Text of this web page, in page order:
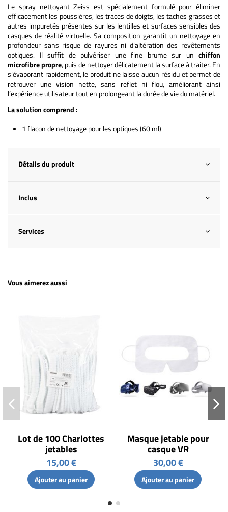
Le spray nettoyant Zeiss est spécialement formulé pour éliminer
efficacement les poussières, les traces de doigts, les taches grasses et
autres impuretés présentes sur les lentilles et surfaces sensibles des
casques de réalité virtuelle. Sa composition garantit un nettoyage en
profondeur sans risque de rayures ni d’altération des revêtements
optiques. Il suffit de pulvériser une fine brume sur un chiffon
microfibre propre, puis de nettoyer délicatement la surface à traiter. En
s’évaporant rapidement, le produit ne laisse aucun résidu et permet de
retrouver une vision nette, sans reflet ni flou, améliorant ainsi
l’expérience utilisateur tout en prolongeant la durée de vie du matériel.
La solution comprend :
1 flacon de nettoyage pour les optiques (60 ml)
Détails du produit
Inclus
Services
Vous aimerez aussi
Lot de 100 Charlottes
jetables
15,00 €
Ajouter au panier
Masque jetable pour
casque VR
30,00 €
Ajouter au panier